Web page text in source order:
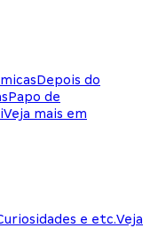
Depois do
Papo de
Veja mais em
e etc.Veja